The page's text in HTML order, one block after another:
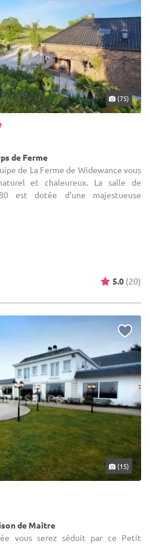
(75)
de Ferme
de La Ferme de Widewance vous
et chaleureux. La salle de
est dotée d'une majestueuse
5.0 (20)
(15)
de Maître
vous serez séduit par ce Petit